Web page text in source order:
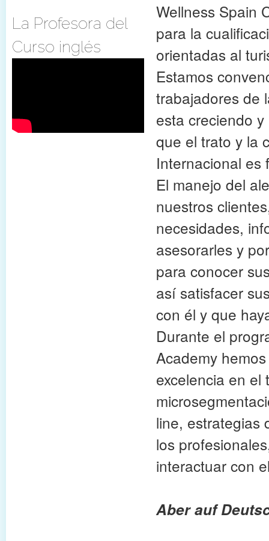
La Profesora del
Curso inglés
Wellness Spain
para la
orientadas al
Estamos
trabajadores de
esta creciendo
que el trato y la
Internacional es
El manejo del
nuestros
necesidades,
asesorarles y
para conocer
así satisfacer
con él y que
Durante el
Academy
excelencia en
line, estrategias
los
interactuar con
Aber auf